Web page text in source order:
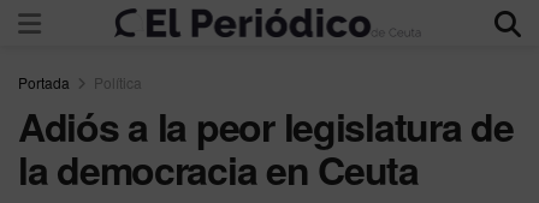
Portada Política
Adiós a la peor legislatura de
la democracia en Ceuta